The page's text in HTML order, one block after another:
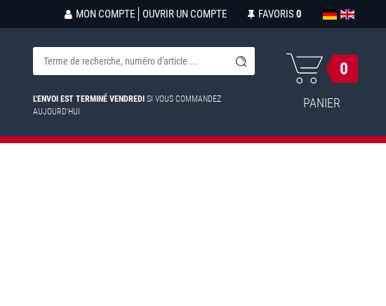
MON COMPTE OUVRIR UN COMPTE FAVORIS 0
L'ENVOI EST TERMINÉ VENDREDI SI VOUS COMMANDEZ
AUJOURD'HUI
0
PANIER